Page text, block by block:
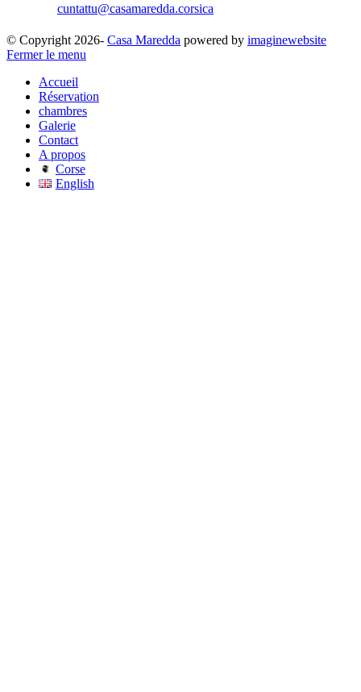
cuntattu@casamaredda.corsica
© Copyright 2026- Casa Maredda powered by imaginewebsite
Fermer le menu
Accueil
Réservation
chambres
Galerie
Contact
A propos
Corse
English